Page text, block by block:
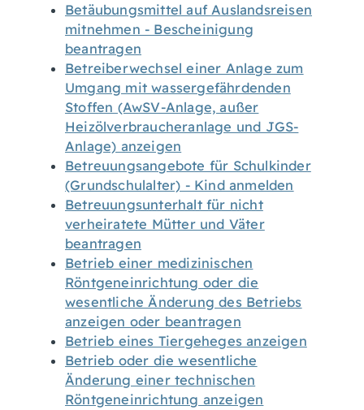
Betäubungsmittel auf Auslandsreisen
mitnehmen - Bescheinigung
beantragen
Betreiberwechsel einer Anlage zum
Umgang mit wassergefährdenden
Stoffen (AwSV-Anlage, außer
Heizölverbraucheranlage und JGS-
Anlage) anzeigen
Betreuungsangebote für Schulkinder
(Grundschulalter) - Kind anmelden
Betreuungsunterhalt für nicht
verheiratete Mütter und Väter
beantragen
Betrieb einer medizinischen
Röntgeneinrichtung oder die
wesentliche Änderung des Betriebs
anzeigen oder beantragen
Betrieb eines Tiergeheges anzeigen
Betrieb oder die wesentliche
Änderung einer technischen
Röntgeneinrichtung anzeigen